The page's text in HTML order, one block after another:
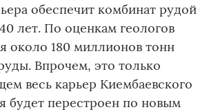
обеспечит комбинат рудой
лет. По оценкам геологов
около 180 миллионов тонн
Впрочем, это только
весь карьер Киембаевского
будет перестроен по новым